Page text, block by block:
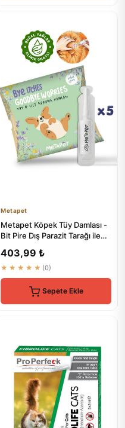
Metapet
Metapet Köpek Tüy Damlası -
Bit Pire Dış Parazit Tarağı ile
403,99 ₺
★★★★★ (0)
Sepete Ekle